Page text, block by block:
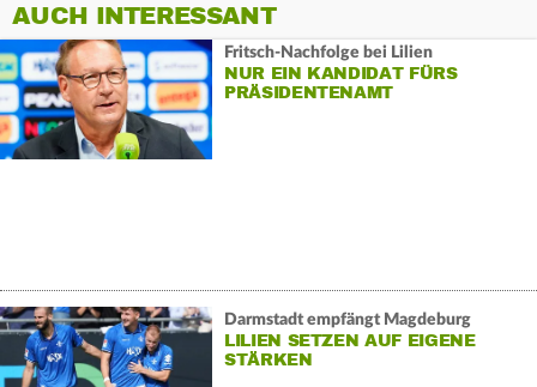
AUCH INTERESSANT
Fritsch-Nachfolge bei Lilien
NUR EIN KANDIDAT FÜRS
PRÄSIDENTENAMT
Darmstadt empfängt Magdeburg
LILIEN SETZEN AUF EIGENE
STÄRKEN